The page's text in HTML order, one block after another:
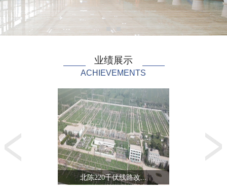
业绩展示
ACHIEVEMENTS
北陈220千伏线路改...